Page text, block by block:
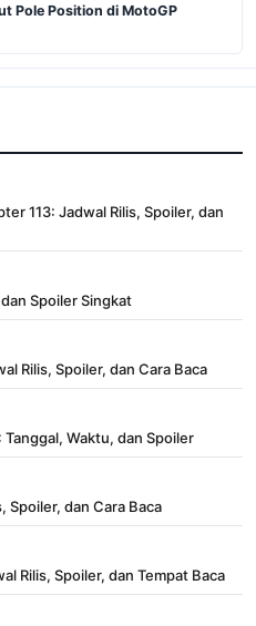
Pole Position di MotoGP
113: Jadwal Rilis, Spoiler, dan
Spoiler Singkat
Rilis, Spoiler, dan Cara Baca
Waktu, dan Spoiler
Spoiler, dan Cara Baca
Rilis, Spoiler, dan Tempat Baca